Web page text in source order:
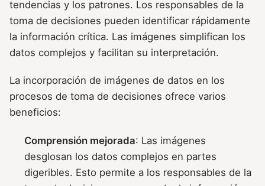
tendencias y los patrones. Los responsables de la
toma de decisiones pueden identificar rápidamente
la información crítica. Las imágenes simplifican los
datos complejos y facilitan su interpretación.
La incorporación de imágenes de datos en los
procesos de toma de decisiones ofrece varios
beneficios:
Comprensión mejorada: Las imágenes
desglosan los datos complejos en partes
digeribles. Esto permite a los responsables de la